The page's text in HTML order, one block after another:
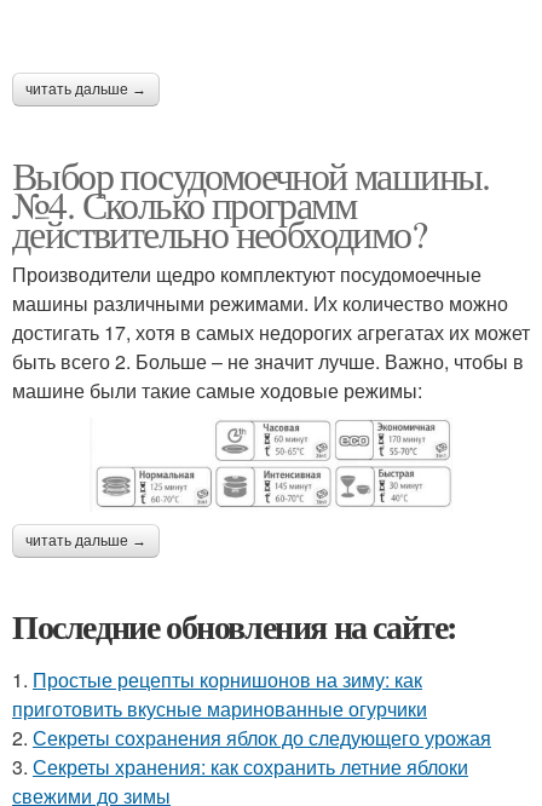
читать дальше →
Выбор посудомоечной машины.
№4. Сколько программ
действительно необходимо?
Производители щедро комплектуют посудомоечные
машины различными режимами. Их количество можно
достигать 17, хотя в самых недорогих агрегатах их может
быть всего 2. Больше – не значит лучше. Важно, чтобы в
машине были такие самые ходовые режимы:
читать дальше →
Последние обновления на сайте:
1. Простые рецепты корнишонов на зиму: как
приготовить вкусные маринованные огурчики
2. Секреты сохранения яблок до следующего урожая
3. Секреты хранения: как сохранить летние яблоки
свежими до зимы